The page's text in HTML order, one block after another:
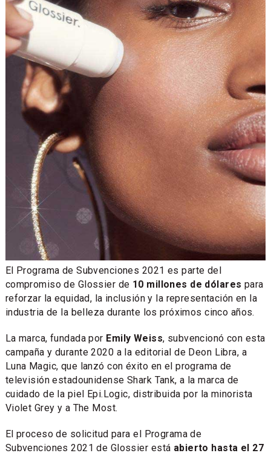
El Programa de Subvenciones 2021 es parte del
compromiso de Glossier de 10 millones de dólares para
reforzar la equidad, la inclusión y la representación en la
industria de la belleza durante los próximos cinco años.
La marca, fundada por Emily Weiss, subvencionó con esta
campaña y durante 2020 a la editorial de Deon Libra, a
Luna Magic, que lanzó con éxito en el programa de
televisión estadounidense Shark Tank, a la marca de
cuidado de la piel Epi.Logic, distribuida por la minorista
Violet Grey y a The Most.
El proceso de solicitud para el Programa de
Subvenciones 2021 de Glossier está abierto hasta el 27